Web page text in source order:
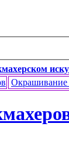
Окрашивание